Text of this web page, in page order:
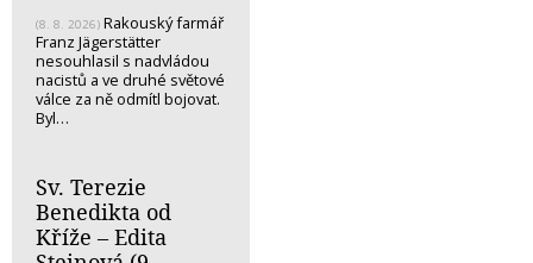
(8. 8. 2026) Rakouský farmář
Franz Jägerstätter
nesouhlasil s nadvládou
nacistů a ve druhé světové
válce za ně odmítl bojovat.
Byl…
Sv. Terezie
Benedikta od
Kříže – Edita